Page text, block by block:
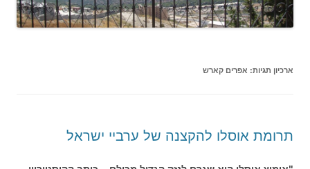
ארכיון תגיות: אפרים קארש
תרומת אוסלו להקצנה של ערביי ישראל